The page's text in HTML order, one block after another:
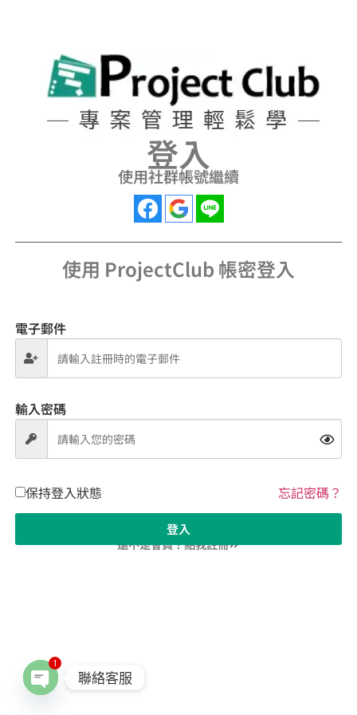
登入
使用社群帳號繼續
使用 ProjectClub 帳密登入​
電子郵件
輸入密碼
保持登入狀態 忘記密碼？
登入
還不是會員？點我註冊
聯絡客服
1